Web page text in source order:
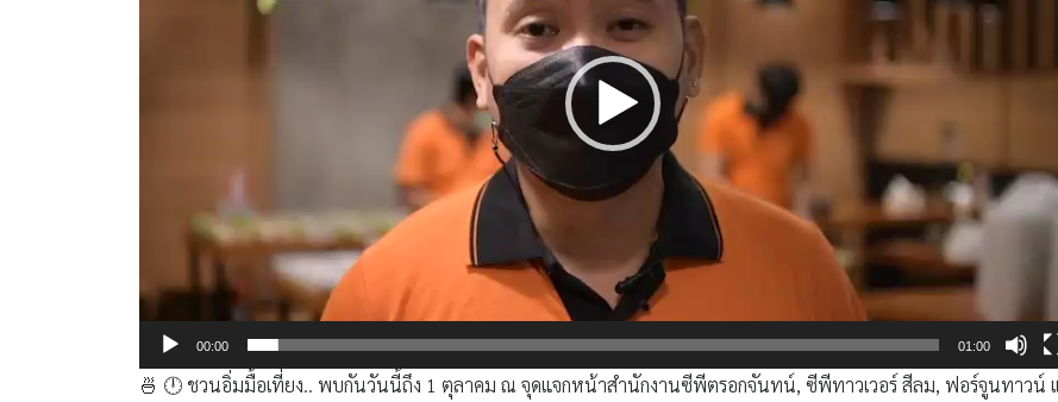
00:00 01:00
🍜 🕛 ชวนอิ่มมื้อเที่ยง.. พบกัน​วันนี้ถึง​ 1​ ตุลาคม​ ณ​ จุดแจก​หน้าสำนักงานซีพีตรอกจันทน์,​ ซีพีทาวเวอร์​ สีลม, ฟอร์จูนทาวน์​